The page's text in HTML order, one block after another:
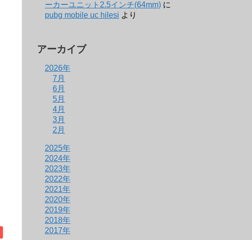
ーカーユニット2.5インチ(64mm) に
pubg mobile uc hilesi より
アーカイブ
2026年
7月
6月
5月
4月
3月
2月
2025年
2024年
2023年
2022年
2021年
2020年
2019年
2018年
2017年